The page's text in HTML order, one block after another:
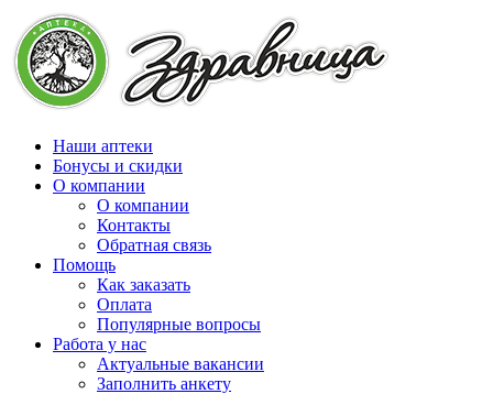
Наши аптеки
Бонусы и скидки
О компании
О компании
Контакты
Обратная связь
Помощь
Как заказать
Оплата
Популярные вопросы
Работа у нас
Актуальные вакансии
Заполнить анкету